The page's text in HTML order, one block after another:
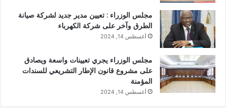
مجلس الوزراء : تعيين مدير جديد لشركة صيانة
الطرق وآخر على شركة الكهرباء
أغسطس 14, 2024
مجلس الوزراء يجري تعيينات واسعة ويصادق
على مشروع قانون الإطار التشريعي للسندات
المؤمنة
أغسطس 14, 2024